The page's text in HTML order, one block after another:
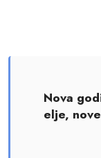
Nova
elje,